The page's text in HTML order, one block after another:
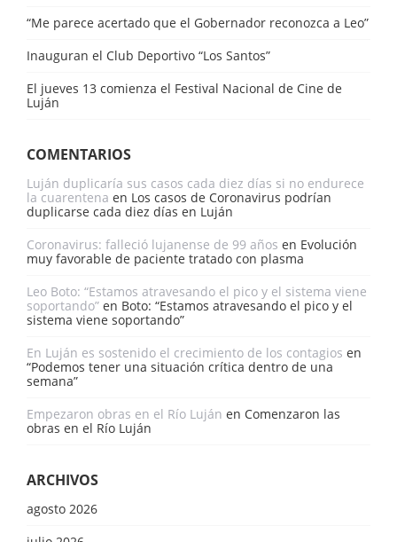
“Me parece acertado que el Gobernador reconozca a Leo”
Inauguran el Club Deportivo “Los Santos”
El jueves 13 comienza el Festival Nacional de Cine de
Luján
COMENTARIOS
Luján duplicaría sus casos cada diez días si no endurece
la cuarentena en Los casos de Coronavirus podrían
duplicarse cada diez días en Luján
Coronavirus: falleció lujanense de 99 años en Evolución
muy favorable de paciente tratado con plasma
Leo Boto: “Estamos atravesando el pico y el sistema viene
soportando” en Boto: “Estamos atravesando el pico y el
sistema viene soportando”
En Luján es sostenido el crecimiento de los contagios en
“Podemos tener una situación crítica dentro de una
semana”
Empezaron obras en el Río Luján en Comenzaron las
obras en el Río Luján
ARCHIVOS
agosto 2026